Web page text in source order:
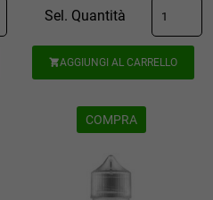
Sel. Quantità
AGGIUNGI AL CARRELLO
COMPRA